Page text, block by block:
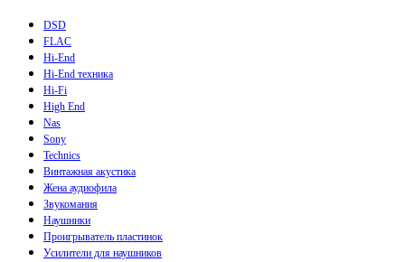
DSD
FLAC
Hi-End
Hi-End техника
Hi-Fi
High End
Nas
Sony
Technics
Винтажная акустика
Жена аудиофила
Звукомания
Наушники
Проигрыватель пластинок
Усилители для наушников